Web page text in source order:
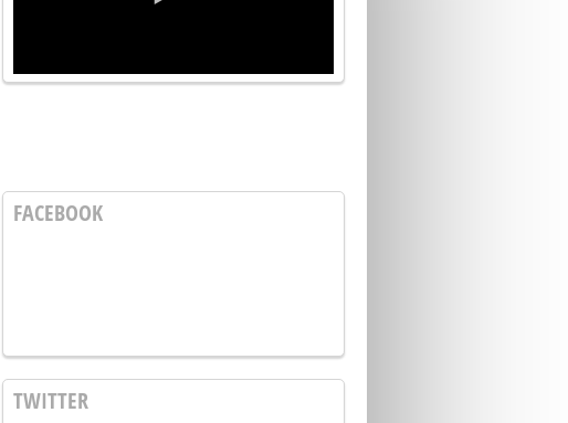
FACEBOOK
TWITTER